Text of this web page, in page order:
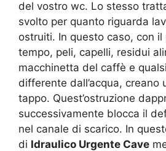
del vostro wc. Lo stesso
svolto per quanto riguarda
ostruiti. In questo caso, con il
tempo, peli, capelli, residui
macchinetta del caffè e
differente dall’acqua, creano
tappo. Quest’ostruzione
successivamente blocca il
nel canale di scarico. In
di Idraulico Urgente Cave